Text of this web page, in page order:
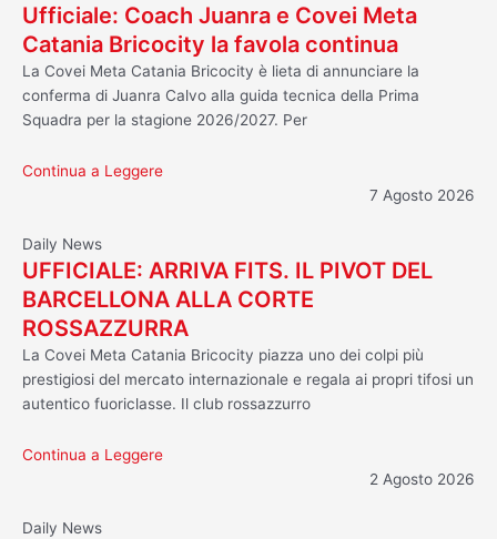
Ufficiale: Coach Juanra e Covei Meta
Catania Bricocity la favola continua
La Covei Meta Catania Bricocity è lieta di annunciare la
conferma di Juanra Calvo alla guida tecnica della Prima
Squadra per la stagione 2026/2027. Per
Continua a Leggere
7 Agosto 2026
Daily News
UFFICIALE: ARRIVA FITS. IL PIVOT DEL
BARCELLONA ALLA CORTE
ROSSAZZURRA
La Covei Meta Catania Bricocity piazza uno dei colpi più
prestigiosi del mercato internazionale e regala ai propri tifosi un
autentico fuoriclasse. Il club rossazzurro
Continua a Leggere
2 Agosto 2026
Daily News